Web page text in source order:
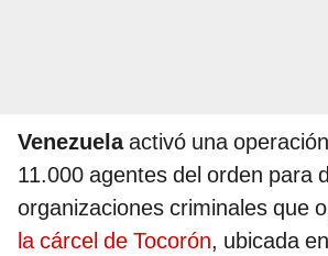
Venezuelaactivó una
11.000 agentes del orden para
organizaciones criminales que
la cárcel de Tocorón, ubicada